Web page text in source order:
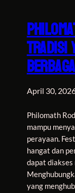
Tradisi
April 30,
Philomath
mampu
perayaan.
hangat dan
dapat diakses
yang